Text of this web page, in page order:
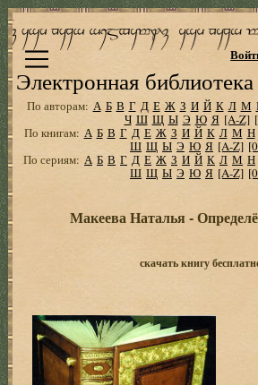
Электронная
По авторам: А Б В Г Д Е Ж З И Й К Л М
Ч Ш Щ Ы Э Ю Я [A-Z]
По книгам: А Б В Г Д Е Ж З И Й К Л М Н
Ш Щ Ы Э Ю Я [A-Z]
По сериям: А Б В Г Д Е Ж З И Й К Л М Н
Ш Щ Ы Э Ю Я [A-Z]
Макеева Наталья -
скачать книгу